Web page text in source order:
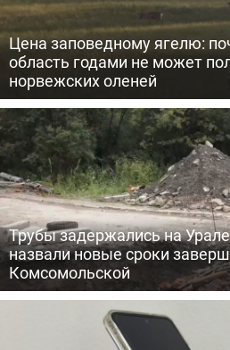
Цена заповедному ягелю:
область годами не может
норвежских оленей
Трубы задержались на
назвали новые сроки
Комсомольской